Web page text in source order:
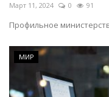
Март 11, 2024 0 91
Профильное
МИР